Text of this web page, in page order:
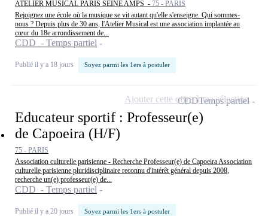
ATELIER MUSICAL PARIS SEINE AMPS - 75 - PARIS
Rejoignez une école où la musique se vit autant qu'elle s'enseigne. Qui sommes-
nous ? Depuis plus de 30 ans, l'Atelier Musical est une association implantée au
cœur du 18e arrondissement de...
CDD - Temps partiel
Publié il y a 18 jours Soyez parmi les 1ers à postuler
Educateur sportif : Professeur(e)
de Capoeira (H/F)
75 - PARIS
Association culturelle parisienne - Recherche Professeur(e) de Capoeira Association
culturelle parisienne pluridisciplinaire reconnu d'intérêt général depuis 2008,
recherche un(e) professeur(e) de...
CDD - Temps partiel
Publié il y a 20 jours Soyez parmi les 1ers à postuler
CDDTemps partiel
Ajouter cette offre à ma sélection